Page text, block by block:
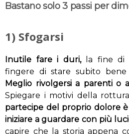
Bastano solo 3 passi per
1) Sfogarsi
Inutile fare i duri,la fine di
fingere di stare subito
Meglio rivolgersi a parenti o
Spiegare i motivi della
partecipe del proprio dolore
iniziare a guardare con più
capire che la storia appena